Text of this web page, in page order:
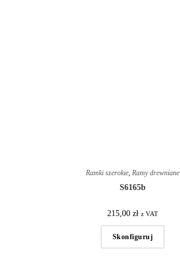
Ramki szerokie Ramy drewniane
S6165b
215,00 zł z VAT
Skonfiguruj